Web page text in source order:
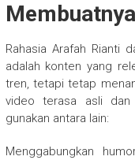
Rahasia Arafah Rianti
adalah konten yang
tren, tetapi tetap
video terasa asli
gunakan antara lain:
Menggabungkan